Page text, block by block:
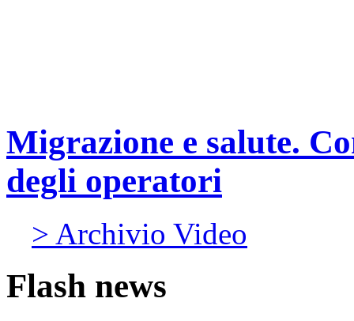
Migrazione e salute.
degli operatori
> Archivio Video
Flash news